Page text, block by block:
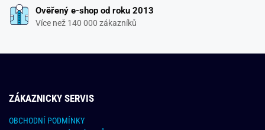
Ověřený e-shop od roku 2013
Více než 140 000 zákazníků
ZÁKAZNICKY SERVIS
OBCHODNÍ PODMÍNKY